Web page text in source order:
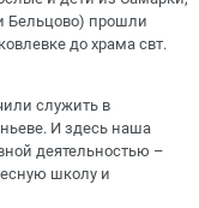
Бельцово) прошли
до храма свт.
служить в
И здесь наша
деятельностью –
школу и